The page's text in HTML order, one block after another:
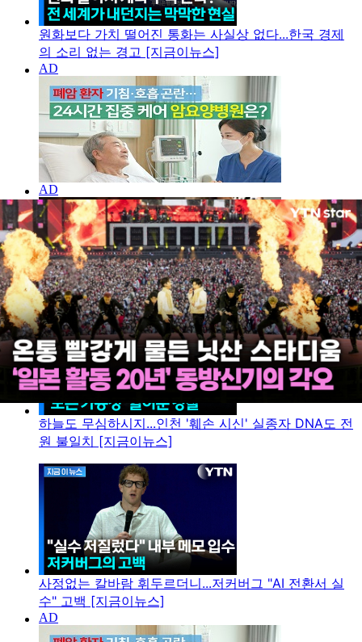
원화보다 가치 떨어진 통화는 사실상 없다...한국 경제
의 소리 없는 경고 [지금이뉴스]
하늘도 무심하시지...인천 '훼손 시신' 실종자 DNA도 전
원 불일치 [지금이뉴스]
사정없는 칼바람 휘두르더니...저커버그 "AI 전환서 실
수" 고백 [지금이뉴스]